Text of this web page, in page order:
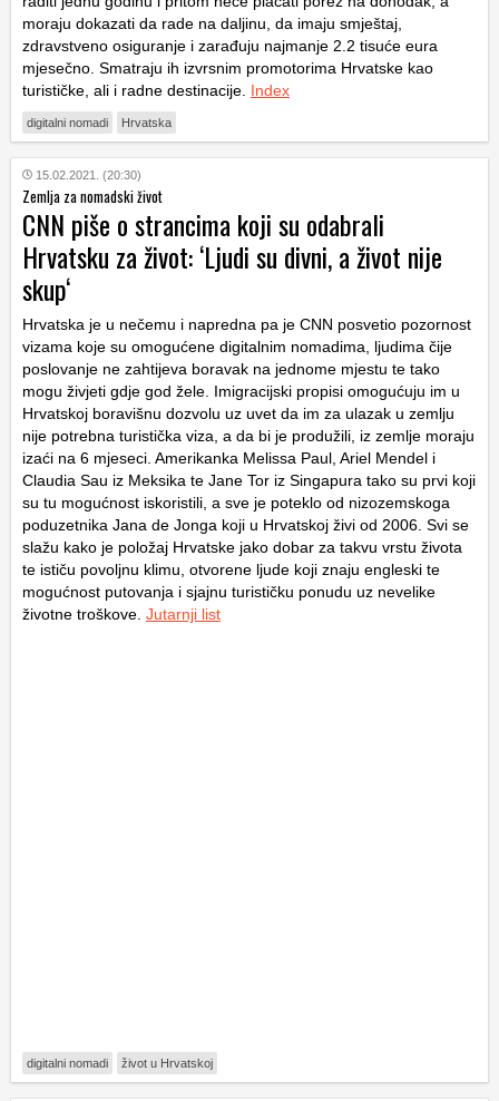
moraju dokazati da rade na daljinu, da imaju smještaj,
zdravstveno osiguranje i zarađuju najmanje 2.2 tisuće eura
mjesečno. Smatraju ih izvrsnim promotorima Hrvatske kao
turističke, ali i radne destinacije. Index
digitalni nomadi Hrvatska
15.02.2021. (20:30)
Zemlja za nomadski život
CNN piše o strancima koji su odabrali
Hrvatsku za život: ‘Ljudi su divni, a život nije
skup‘
Hrvatska je u nečemu i napredna pa je CNN posvetio pozornost
vizama koje su omogućene digitalnim nomadima, ljudima čije
poslovanje ne zahtijeva boravak na jednome mjestu te tako
mogu živjeti gdje god žele. Imigracijski propisi omogućuju im u
Hrvatskoj boravišnu dozvolu uz uvet da im za ulazak u zemlju
nije potrebna turistička viza, a da bi je produžili, iz zemlje moraju
izaći na 6 mjeseci. Amerikanka Melissa Paul, Ariel Mendel i
Claudia Sau iz Meksika te Jane Tor iz Singapura tako su prvi koji
su tu mogućnost iskoristili, a sve je poteklo od nizozemskoga
poduzetnika Jana de Jonga koji u Hrvatskoj živi od 2006. Svi se
slažu kako je položaj Hrvatske jako dobar za takvu vrstu života
te ističu povoljnu klimu, otvorene ljude koji znaju engleski te
mogućnost putovanja i sjajnu turističku ponudu uz nevelike
životne troškove. Jutarnji list
digitalni nomadi život u Hrvatskoj